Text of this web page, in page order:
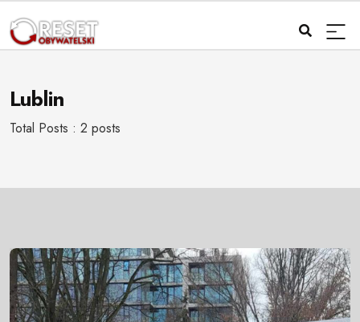
Lublin
Total Posts : 2 posts